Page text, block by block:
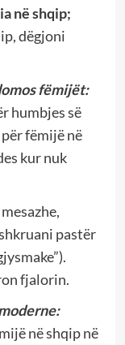
në shqip;
dëgjoni
fëmijët:
humbjes së
fëmijë në
kur nuk
mesazhe,
pastër
fjalorin.
në shqip në